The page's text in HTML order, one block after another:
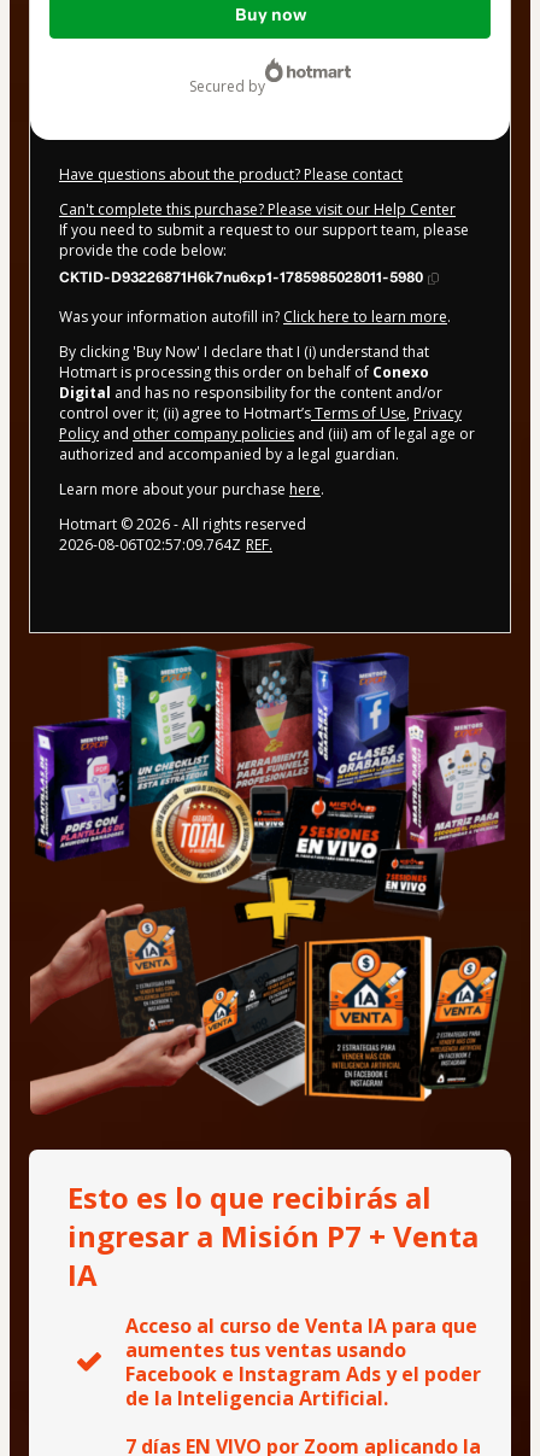
Buy now
secured by
Have questions about the product? Please contact
Can't complete this purchase? Please visit our Help Center
If you need to submit a request to our support team, please
provide the code below:
CKTID-D93226871H6k7nu6xp1-1785985028011-5980
Was your information autofill in? Click here to learn more.
By clicking 'Buy Now' I declare that I (i) understand that
Hotmart is processing this order on behalf of Conexo
Digital and has no responsibility for the content and/or
control over it; (ii) agree to Hotmart’sTerms of Use, Privacy
Policy and other company policies and (iii) am of legal age or
authorized and accompanied by a legal guardian.
Learn more about your purchase here.
Hotmart ©2026- All rights reserved
2026-08-06T02:57:09.764Z REF.
Esto es lo que recibirás al
ingresar a Misión P7 + Venta
IA
Acceso al curso de Venta IA para que
aumentes tus ventas usando
Facebook e Instagram Ads y el poder
de la Inteligencia Artificial.
7 días EN VIVO por Zoom aplicando la